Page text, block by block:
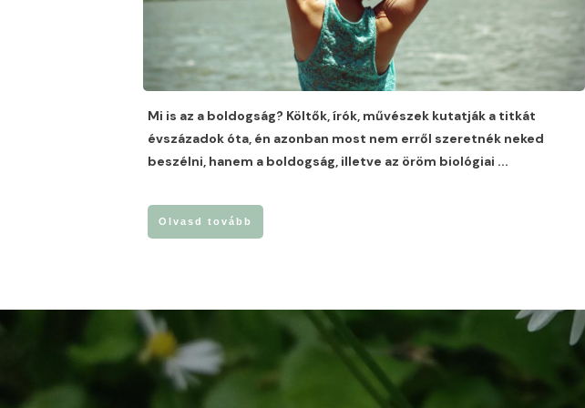
Mi is az a boldogság? Költők, írók, művészek kutatják a titkát
évszázadok óta, én azonban most nem erről szeretnék neked
beszélni, hanem a boldogság, illetve az öröm biológiai ...
Olvasd tovább